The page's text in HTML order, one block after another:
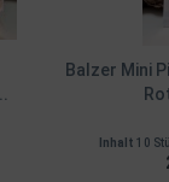
Balzer Mini
Inhalt10